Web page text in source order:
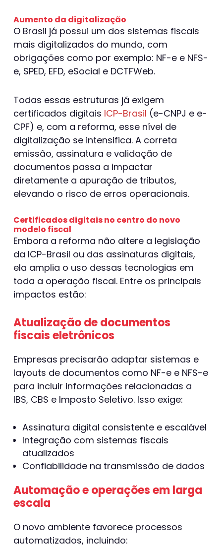
Aumento da digitalização
O Brasil já possui um dos sistemas fiscais
mais digitalizados do mundo, com
obrigações como por exemplo: NF-e e NFS-
e, SPED, EFD, eSocial e DCTFWeb.
Todas essas estruturas já exigem
certificados digitais ICP-Brasil (e-CNPJ e e-
CPF) e, com a reforma, esse nível de
digitalização se intensifica. A correta
emissão, assinatura e validação de
documentos passa a impactar
diretamente a apuração de tributos,
elevando o risco de erros operacionais.
Certificados digitais no centro do novo
modelo fiscal
Embora a reforma não altere a legislação
da ICP-Brasil ou das assinaturas digitais,
ela amplia o uso dessas tecnologias em
toda a operação fiscal. Entre os principais
impactos estão:
Atualização de documentos
fiscais eletrônicos
Empresas precisarão adaptar sistemas e
layouts de documentos como NF-e e NFS-e
para incluir informações relacionadas a
IBS, CBS e Imposto Seletivo. Isso exige:
Assinatura digital consistente e escalável
Integração com sistemas fiscais
atualizados
Confiabilidade na transmissão de dados
Automação e operações em larga
escala
O novo ambiente favorece processos
automatizados, incluindo: